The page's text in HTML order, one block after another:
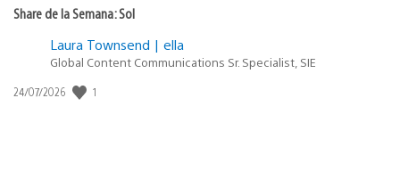
Share de la Semana: Sol
Laura Townsend | ella
Global Content Communications Sr. Specialist, SIE
Fecha
24/07/2026 1